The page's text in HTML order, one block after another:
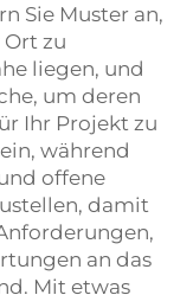
Sie Muster an,
zu
liegen, und
um deren
Ihr Projekt zu
während
offene
damit
an das
Mit etwas